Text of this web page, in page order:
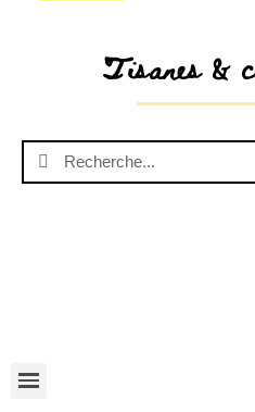
Tisanes &